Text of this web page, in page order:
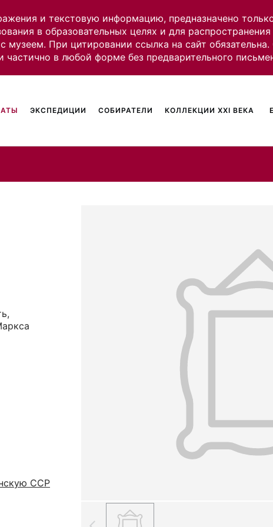
и текстовую информацию, предназначено
в образовательных целях и для
музеем. При цитировании ссылка на сайт
в любой форме без предварительного
ЭКСПЕДИЦИИ СОБИРАТЕЛИ КОЛЛЕКЦИИ XXI ВЕКА
ССР